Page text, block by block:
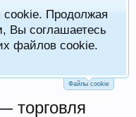
cookie. Продолжая
Вы соглашаетесь
файлов cookie.
Файлы cookie
торговля